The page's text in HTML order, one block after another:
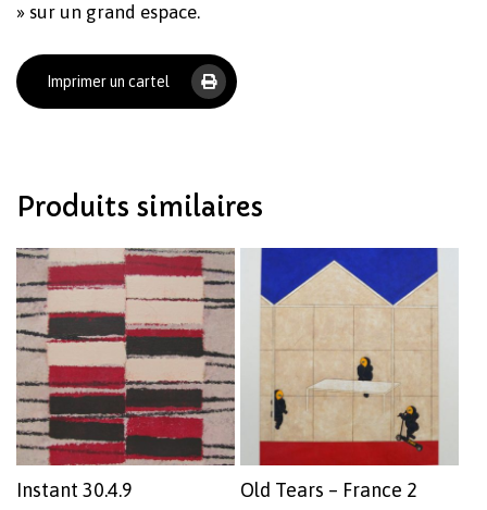
» sur un grand espace.
Imprimer un cartel
Produits similaires
Instant 30.4.9 Old Tears – France 2